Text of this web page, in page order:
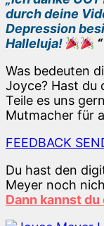
durch deine
Depression
Halleluja!
“
Was bedeuten
Joyce? Hast du
Teile es uns
Mutmacher für
FEEDBACK
Du hast den
Meyer noch
Dann kannst